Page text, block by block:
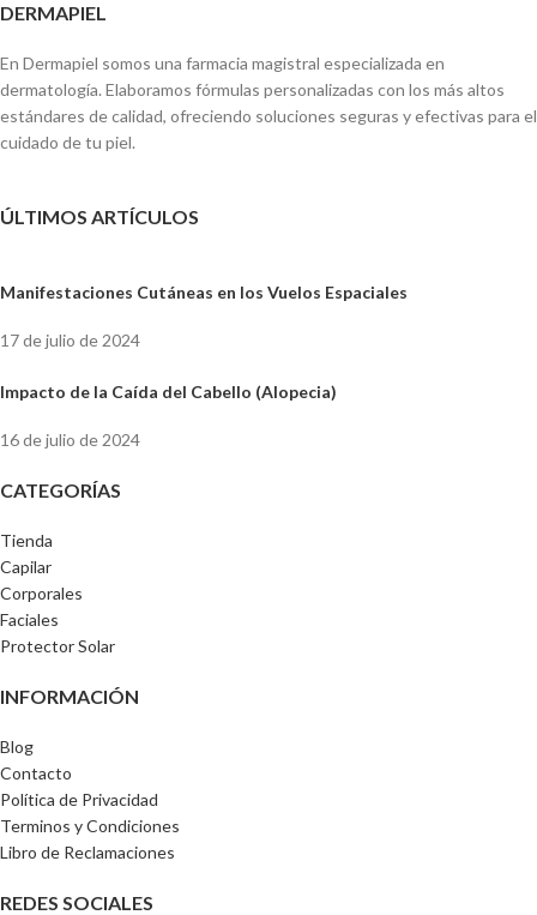
DERMAPIEL
En Dermapiel somos una farmacia magistral especializada en
dermatología. Elaboramos fórmulas personalizadas con los más altos
estándares de calidad, ofreciendo soluciones seguras y efectivas para el
cuidado de tu piel.
ÚLTIMOS ARTÍCULOS
Manifestaciones Cutáneas en los Vuelos Espaciales
17 de julio de 2024
Impacto de la Caída del Cabello (Alopecia)
16 de julio de 2024
CATEGORÍAS
Tienda
Capilar
Corporales
Faciales
Protector Solar
INFORMACIÓN
Blog
Contacto
Política de Privacidad
Terminos y Condiciones
Libro de Reclamaciones
REDES SOCIALES